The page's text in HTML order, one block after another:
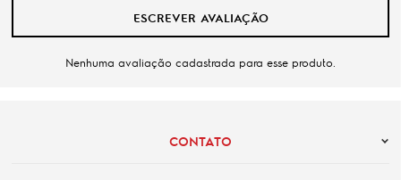
ESCREVER AVALIAÇÃO
Nenhuma avaliação cadastrada para esse produto.
CONTATO